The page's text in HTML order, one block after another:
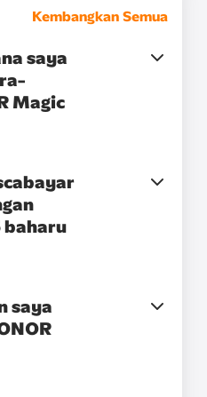
Kembangkan Semua
saya
Magic
baharu
saya